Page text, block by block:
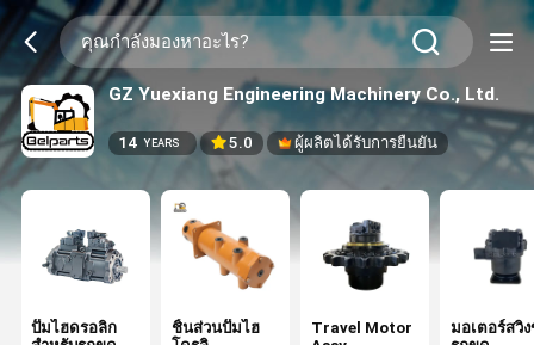
GZ Yuexiang Engineering Machinery Co., Ltd.
14 YEARS 5.0 ผู้ผลิตได้รับการยืนยัน
ปั๊มไฮดรอลิก
ชิ้นส่วนปั๊มไฮ
Travel Motor
มอเตอร์สวิง